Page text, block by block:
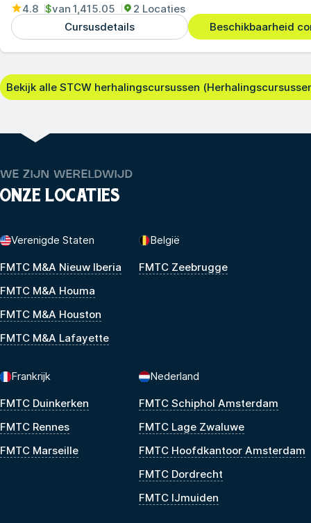
4.8 $van 1,415.05
2 Locaties
Cursusdetails
Beschikbaarheid
Bekijk alle STCW herhalingscursussen
WE ZIJN WERELDWIJD
ONZE LOCATIES
Verenigde Staten
FMTC M&A Nieuw Iberia
FMTC M&A Houma
FMTC M&A Houston
FMTC M&A Lafayette
België
FMTC Zeebrugge
Frankrijk
FMTC Duinkerken
FMTC Rennes
FMTC Marseille
Nederland
FMTC Schiphol Amsterdam
FMTC Lage Zwaluwe
FMTC Hoofdkantoor Amsterdam
FMTC Dordrecht
FMTC IJmuiden